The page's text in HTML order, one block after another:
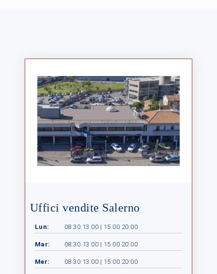
Uffici vendite Salerno
Lun: 08:30 13:00 | 15:00 20:00
Mar: 08:30 13:00 | 15:00 20:00
Mer: 08:30 13:00 | 15:00 20:00